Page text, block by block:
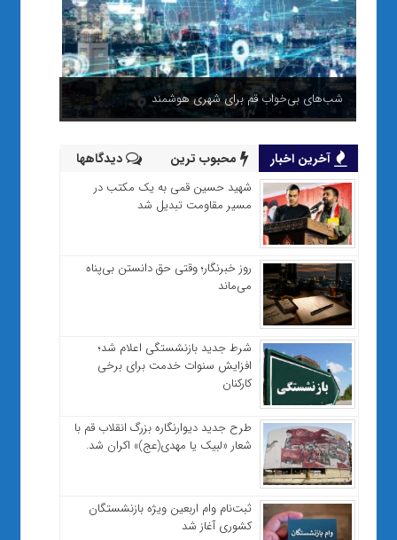
شب‌های بی‌خواب قم برای شهری هوشمند
آخرین اخبار محبوب ترین دیدگاهها
شهید حسین قمی به یک مکتب در
مسیر مقاومت تبدیل شد
روز خبرنگار؛ وقتی حق دانستن بی‌پناه
می‌ماند
شرط جدید بازنشستگی اعلام شد؛
افزایش سنوات خدمت برای برخی
کارکنان
طرح جدید دیوارنگاره بزرگ انقلاب قم با
شعار «لبیک یا مهدی(عج)» اکران شد.
ثبت‌نام وام اربعین ویژه بازنشستگان
کشوری آغاز شد